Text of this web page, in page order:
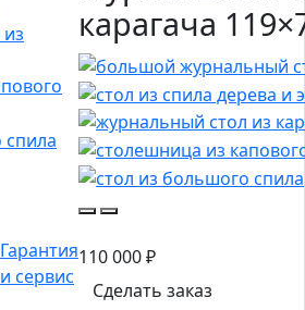
Гарантия
и сервис
карагача
110 000₽
Сделать заказ